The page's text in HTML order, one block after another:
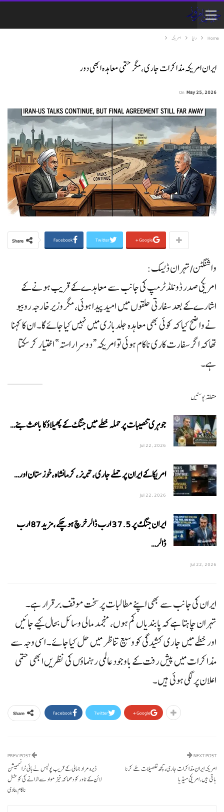
Home دنیا امریکہ
ایران امریکہ مذاکرات جاری، مگر حتمی معاہدہ ابھی دور
On May 25, 2026
Share Facebook Twitter Google+
واشنگٹن/تہران ڈیسک:
امریکی صدر ڈونلڈ ٹرمپ کی جانب سے معاہدے کے قریب ہونے کے
اشارے کے بعد سفارتی حلقوں میں امید پیدا ہوئی، مگر وزیر خارجہ روبیو
نے واضح کیا کہ کوئی بھی معاہدہ جلدبازی میں نہیں کیا جائے گا۔ ان کا کہنا
تھا کہ اگر سفارت کاری ناکام ہوئی تو امریکہ “دوسرا راستہ” اختیار کر سکتا
ہے۔
متعلقہ پوسٹیں
جوہری تنصیبات پر حملہ خطے میں جنگ کے پھیلاؤ کا باعث بنے…
Jul 22, 2026
امریکا کے ایران پر حملے جاری،تبریز، کرمانشاہ،خوزستان اور…
Jul 22, 2026
ایران جنگ پر 37.5 ارب ڈالر خرچ ہوچکے،مزید87 ارب
ڈالر…
Jul 22, 2026
ایران کی جانب سے بھی اپنے مطالبات پر سخت موقف برقرار ہے۔
تہران چاہتا ہے کہ پابندیاں کم ہوں، منجمد مالی وسائل بحال کیے جائیں
اور خطے میں جاری کشیدگی کو وسیع تناظر میں حل کیا جائے۔ اسی وجہ سے
مذاکرات میں پیش رفت کے باوجود عالمی رہنماؤں کی نظریں ابھی حتمی
اعلان پر لگی ہوئی ہیں۔
Share Facebook Twitter Google+
ڈیرہ مراد جمالی کے قریب پولیس نے ہائی ٹرانسمیشن
لائن کے ٹاور کو دھماکہ خیز مواد سے اڑانے کی کوشش
ناکام بنادی
NEXT POST
امریکہ ایران مذاکرات جاری، کچھ تفصیلات طے کرنا
باقی ہیں،امریکی میڈیا